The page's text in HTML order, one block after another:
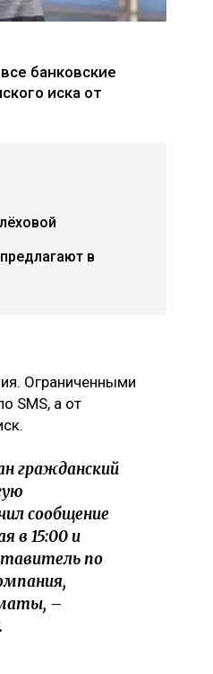
банковские
иска от
в
Ограниченными
SMS, а от
гражданский
сообщение
в 15:00 и
по
–